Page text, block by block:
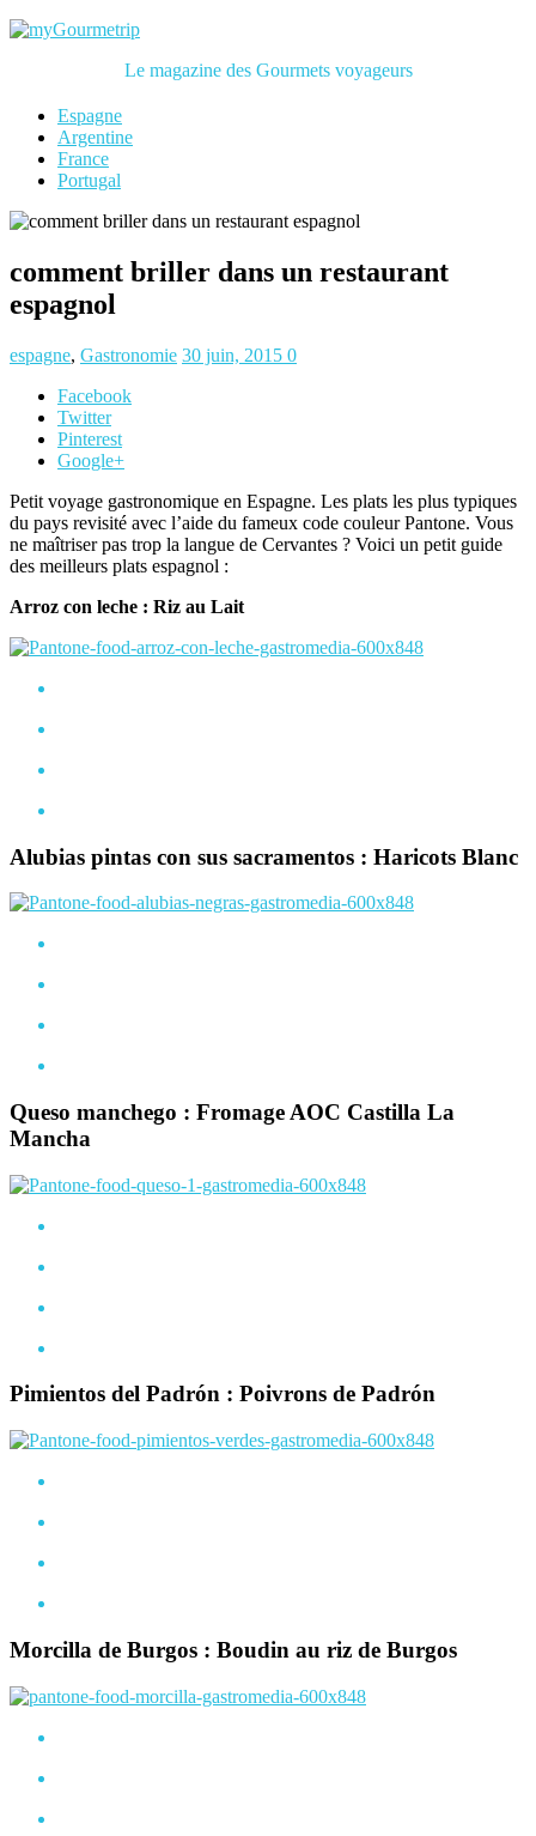
Le magazine des Gourmets voyageurs
Espagne
Argentine
France
Portugal
comment briller dans un restaurant
espagnol
espagne, Gastronomie 30 juin, 2015 0
Facebook
Twitter
Pinterest
Google+
Petit voyage gastronomique en Espagne. Les plats les plus typiques
du pays revisité avec l’aide du fameux code couleur Pantone. Vous
ne maîtriser pas trop la langue de Cervantes ? Voici un petit guide
des meilleurs plats espagnol :
Arroz con leche : Riz au Lait
Alubias pintas con sus sacramentos : Haricots Blanc
Queso manchego : Fromage AOC Castilla La
Mancha
Pimientos del Padrón : Poivrons de Padrón
Morcilla de Burgos : Boudin au riz de Burgos